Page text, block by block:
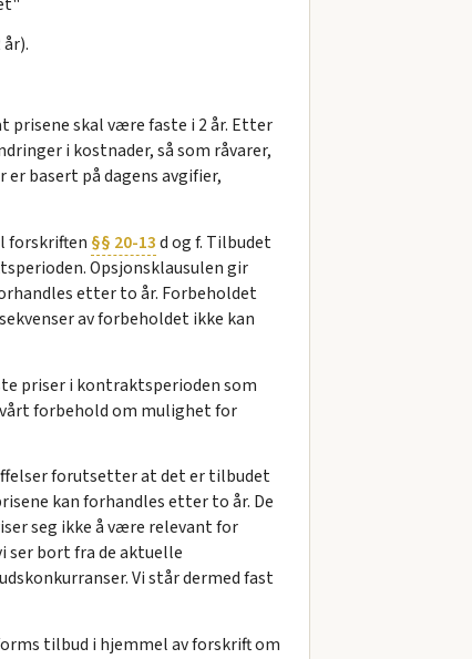
prisene skal være faste i 2 år. Etter
i kostnader, så som råvarer,
basert på dagens avgifier,
forskriften §§ 20-13d og f. Tilbudet
Opsjonsklausulen gir
etter to år. Forbeholdet
av forbeholdet ikke kan
priser i kontraktsperioden som
forbehold om mulighet for
forutsetter at det er tilbudet
kan forhandles etter to år. De
seg ikke å være relevant for
bort fra de aktuelle
Vi står dermed fast
tilbud i hjemmel av forskrift om